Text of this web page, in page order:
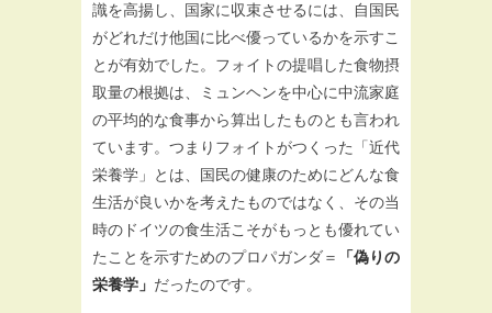
識を高揚し、国家に収束させるには、自国民
がどれだけ他国に比べ優っているかを示すこ
とが有効でした。フォイトの提唱した食物摂
取量の根拠は、ミュンヘンを中心に中流家庭
の平均的な食事から算出したものとも言われ
ています。つまりフォイトがつくった「近代
栄養学」とは、国民の健康のためにどんな食
生活が良いかを考えたものではなく、その当
時のドイツの食生活こそがもっとも優れてい
たことを示すためのプロパガンダ＝
「偽りの
栄養学」 だったのです。